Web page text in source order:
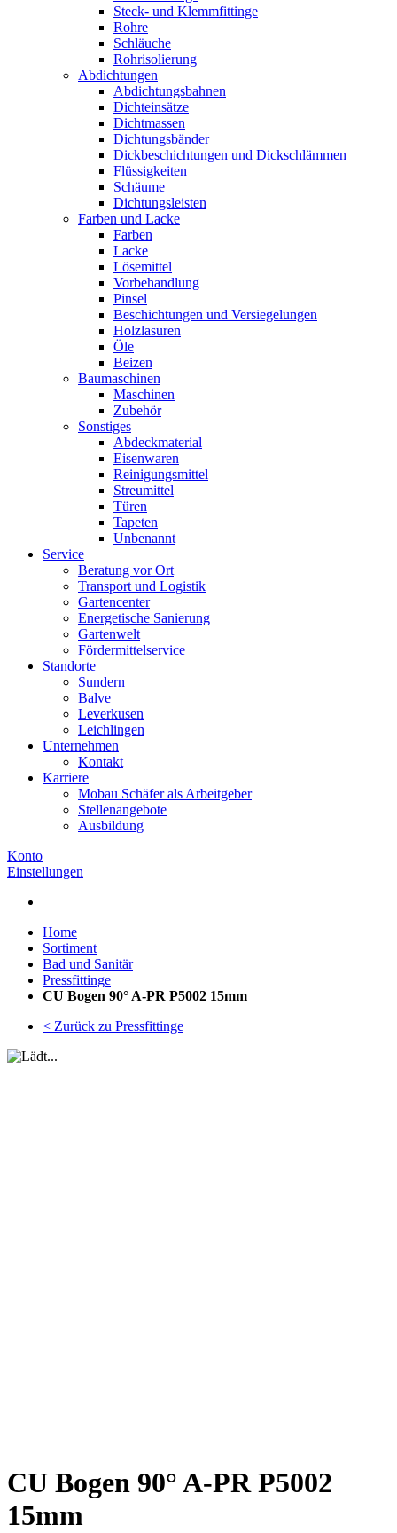
Steck- und Klemmfittinge
Rohre
Schläuche
Rohrisolierung
Abdichtungen
Abdichtungsbahnen
Dichteinsätze
Dichtmassen
Dichtungsbänder
Dickbeschichtungen und Dickschlämmen
Flüssigkeiten
Schäume
Dichtungsleisten
Farben und Lacke
Farben
Lacke
Lösemittel
Vorbehandlung
Pinsel
Beschichtungen und Versiegelungen
Holzlasuren
Öle
Beizen
Baumaschinen
Maschinen
Zubehör
Sonstiges
Abdeckmaterial
Eisenwaren
Reinigungsmittel
Streumittel
Türen
Tapeten
Unbenannt
Service
Beratung vor Ort
Transport und Logistik
Gartencenter
Energetische Sanierung
Gartenwelt
Fördermittelservice
Standorte
Sundern
Balve
Leverkusen
Leichlingen
Unternehmen
Kontakt
Karriere
Mobau Schäfer als Arbeitgeber
Stellenangebote
Ausbildung
Konto
Einstellungen
Home
Sortiment
Bad und Sanitär
Pressfittinge
CU Bogen 90° A-PR P5002 15mm
< Zurück zu Pressfittinge
CU Bogen 90° A-PR P5002
15mm